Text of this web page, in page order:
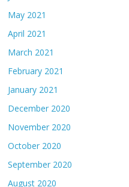
May 2021
April 2021
March 2021
February 2021
January 2021
December 2020
November 2020
October 2020
September 2020
August 2020